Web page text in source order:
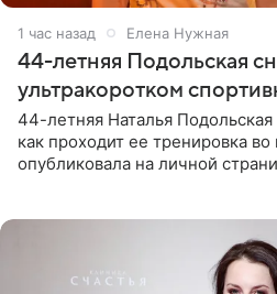
1 час назад Елена Нужная
44-летняя Подольская
ультракоротком
44-летняя Наталья
как проходит ее тренировка
опубликовала на личной